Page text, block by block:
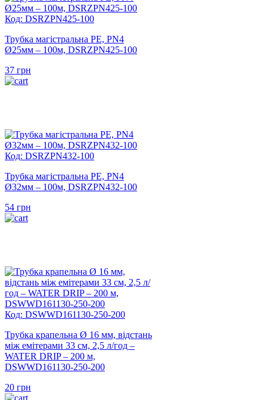
Код: DSRZPN425-100
Трубка магістральна PE, PN4
Ø25мм – 100м, DSRZPN425-100
37 грн
Код: DSRZPN432-100
Трубка магістральна PE, PN4
Ø32мм – 100м, DSRZPN432-100
54 грн
Код: DSWWD161130-250-200
Трубка крапельна Ø 16 мм, відстань
між емітерами 33 см, 2,5 л/год –
WATER DRIP – 200 м,
DSWWD161130-250-200
20 грн